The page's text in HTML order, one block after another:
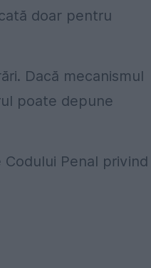
doar pentru
Dacă mecanismul
poate depune
Penal privind